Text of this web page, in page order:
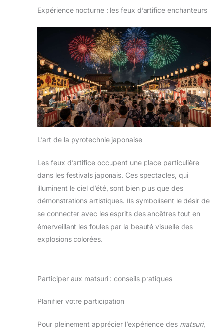
Expérience nocturne : les feux d’artifice enchanteurs
L’art de la pyrotechnie japonaise
Les feux d’artifice occupent une place particulière
dans les festivals japonais. Ces spectacles, qui
illuminent le ciel d’été, sont bien plus que des
démonstrations artistiques. Ils symbolisent le désir de
se connecter avec les esprits des ancêtres tout en
émerveillant les foules par la beauté visuelle des
explosions colorées.
Participer aux matsuri : conseils pratiques
Planifier votre participation
Pour pleinement apprécier l’expérience des matsuri,